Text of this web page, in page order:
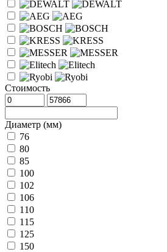
Стоимость
Диаметр (мм)
76
80
85
100
102
106
110
115
125
150